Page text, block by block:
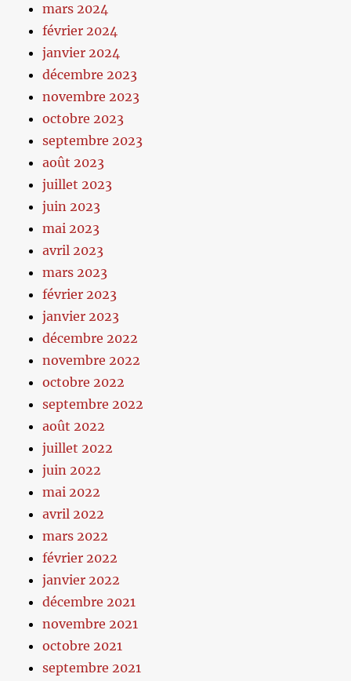
mars 2024
février 2024
janvier 2024
décembre 2023
novembre 2023
octobre 2023
septembre 2023
août 2023
juillet 2023
juin 2023
mai 2023
avril 2023
mars 2023
février 2023
janvier 2023
décembre 2022
novembre 2022
octobre 2022
septembre 2022
août 2022
juillet 2022
juin 2022
mai 2022
avril 2022
mars 2022
février 2022
janvier 2022
décembre 2021
novembre 2021
octobre 2021
septembre 2021